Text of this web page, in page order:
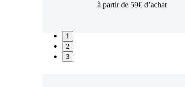
à partir de 59€ d’achat
1
2
3